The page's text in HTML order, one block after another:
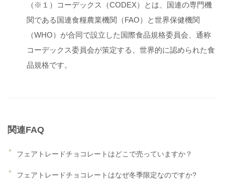
（※１）コーデックス（CODEX）とは、国連の専門機
関である国連食糧農業機関（FAO）と世界保健機関
（WHO）が合同で設立した国際食品規格委員会、通称
コーデックス委員会が策定する、世界的に認められた食
品規格です。
関連FAQ
フェアトレードチョコレートはどこで売っていますか？
フェアトレードチョコレートはなぜ冬季限定なのですか?